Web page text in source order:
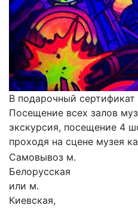
В подарочный сертификат
Посещение всех залов
экскурсия, посещение 4
проходя на сцене музея
Самовывоз м.
Белорусская
или м.
Киевская,